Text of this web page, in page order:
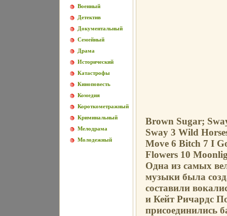
Военный
Детектив
Документальный
Семейный
Драма
Исторический
Катастрофы
Киноповесть
Комедия
Короткометражный
Криминальный
Мелодрама
Молодежный
Brown Sugar;
Sway 3 Wild
Move 6 Bitch 7 I
Flowers 10
Одна из самых
музыки была
составили
и Кейт Ричардс
присоединились